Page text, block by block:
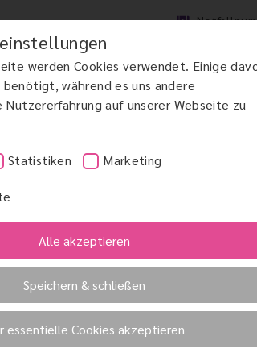
werden Cookies verwendet. Einige
während es uns andere
auf unserer Webseite zu
Statistiken Marketing
Alle akzeptieren
Speichern & schließen
essentielle Cookies akzeptieren
AMD